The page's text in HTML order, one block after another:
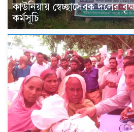
কাউনিয়ায় স্বেচ্ছাসেবক দলের
কর্মসূচি